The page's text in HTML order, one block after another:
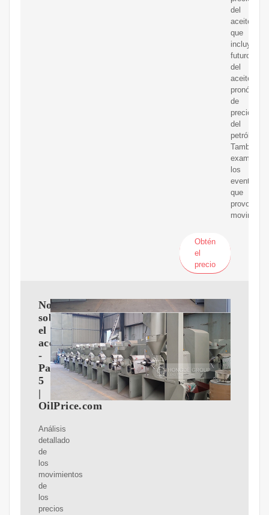
del
que
incluye
futuros
del
aceitey
de
precios
del
petróleo.
También
los
eventos
que
provocan
Obtén
el
precio
Noticias
sobre
el
aceitecrudo
-
Page
5
|
OilPrice.com
Análisis
detallado
de
los
movimientos
de
los
precios